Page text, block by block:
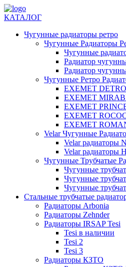
КАТАЛОГ
Чугунные радиаторы ретро
Чугунные Радиаторы
Чугунные
Радиатор
Радиатор
Чугунные Ретро
EXEMET
EXEMET
EXEMET
EXEMET
EXEMET
Velar Чугунные
Velar радиаторы
Velar радиаторы
Чугунные Трубчатые
Чугунные
Чугунные
Чугунные
Стальные трубчатые
Радиаторы Arbonia
Радиаторы Zehnder
Радиаторы IRSAP Tesi
Tesi в наличии
Tesi 2
Tesi 3
Радиаторы КЗТО